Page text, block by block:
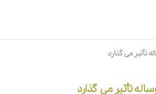
تأثیر می گذارد
تأثیر می گذارد